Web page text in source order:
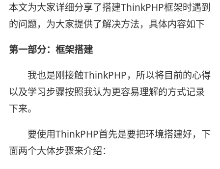
本文为大家详细分享了搭建ThinkPHP框架时遇到
的问题，为大家提供了解决方法，具体内容如下
第一部分：框架搭建
我也是刚接触ThinkPHP，所以将目前的心得
以及学习步骤按照我认为更容易理解的方式记录
下来。
要使用ThinkPHP首先是要把环境搭建好，下
面两个大体步骤来介绍：